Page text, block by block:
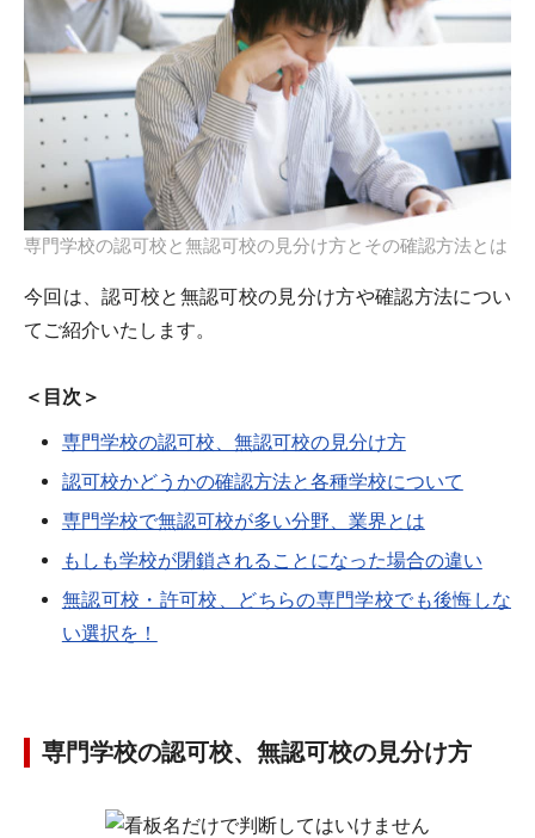
専門学校の認可校と無認可校の見分け方とその確認方法とは
今回は、認可校と無認可校の見分け方や確認方法につい
てご紹介いたします。
＜目次＞
専門学校の認可校、無認可校の見分け方
認可校かどうかの確認方法と各種学校について
専門学校で無認可校が多い分野、業界とは
もしも学校が閉鎖されることになった場合の違い
無認可校・許可校、どちらの専門学校でも後悔しな
い選択を！
専門学校の認可校、無認可校の見分け方